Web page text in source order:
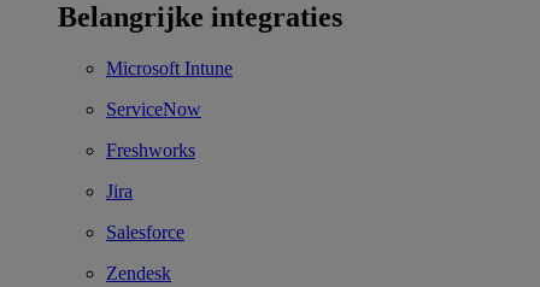
Belangrijke integraties
Microsoft Intune
ServiceNow
Freshworks
Jira
Salesforce
Zendesk